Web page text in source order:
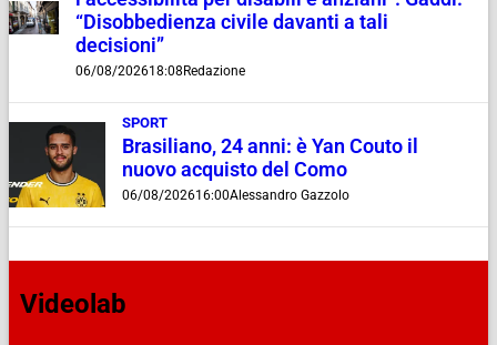
“Disobbedienza civile davanti a tali
decisioni”
06/08/202618:08 Redazione
SPORT
Brasiliano, 24 anni: è Yan Couto il
nuovo acquisto del Como
06/08/202616:00Alessandro Gazzolo
Videolab